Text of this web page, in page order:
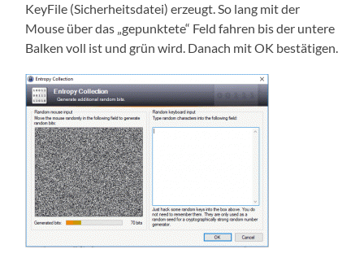
KeyFile (Sicherheitsdatei) erzeugt. So lang mit der
Mouse über das „gepunktete“ Feld fahren bis der untere
Balken voll ist und grün wird. Danach mit OK bestätigen.